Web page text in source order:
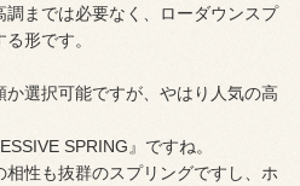
までは必要なく、ローダウンスプ
形です。
選択可能ですが、やはり人気の高
SPRING』ですね。
性も抜群のスプリングですし、ホ